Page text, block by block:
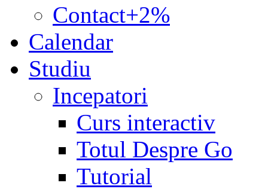
Contact+2%
Calendar
Studiu
Incepatori
Curs interactiv
Totul Despre Go
Tutorial